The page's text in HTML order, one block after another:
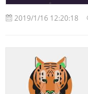
2019/1/16 12:20:18